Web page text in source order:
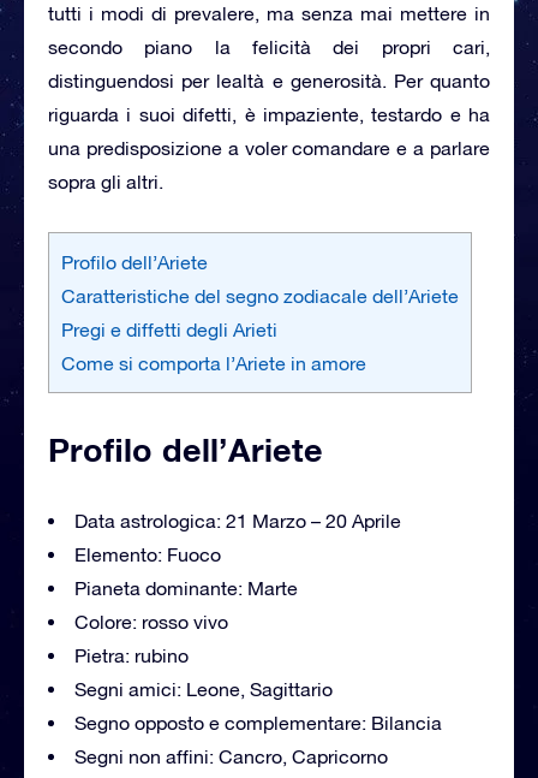
tutti i modi di prevalere, ma senza mai mettere in
secondo piano la felicità dei propri cari,
distinguendosi per lealtà e generosità. Per quanto
riguarda i suoi difetti, è impaziente, testardo e ha
una predisposizione a voler comandare e a parlare
sopra gli altri.
Profilo dell’Ariete
Caratteristiche del segno zodiacale dell’Ariete
Pregi e diffetti degli Arieti
Come si comporta l’Ariete in amore
Profilo dell’Ariete
Data astrologica: 21 Marzo – 20 Aprile
Elemento: Fuoco
Pianeta dominante: Marte
Colore: rosso vivo
Pietra: rubino
Segni amici: Leone, Sagittario
Segno opposto e complementare: Bilancia
Segni non affini: Cancro, Capricorno